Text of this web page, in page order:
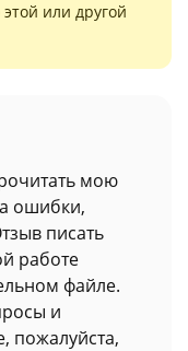
или другой
мою
ошибки,
писать
работе
файле.
и
пожалуйста,